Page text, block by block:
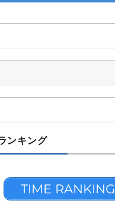
ンキング
TIME RANKING